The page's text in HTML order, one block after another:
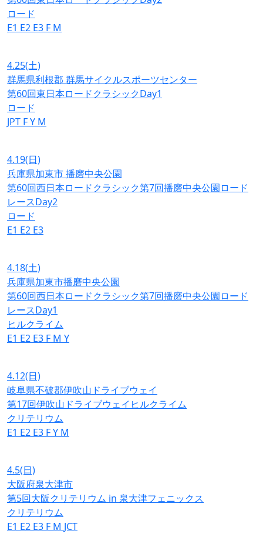
ロード
E1 E2 E3 F M
4.25(土)
群馬県利根郡 群馬サイクルスポーツセンター
第60回東日本ロードクラシックDay1
ロード
JPT FY M
4.19(日)
兵庫県加東市 播磨中央公園
第60回西日本ロードクラシック第7回播磨中央公園ロード
レースDay2
ロード
E1 E2 E3
4.18(土)
兵庫県加東市播磨中央公園
第60回西日本ロードクラシック第7回播磨中央公園ロード
レースDay1
ヒルクライム
E1 E2 E3 F M Y
4.12(日)
岐阜県不破郡伊吹山ドライブウェイ
第17回伊吹山ドライブウェイヒルクライム
クリテリウム
E1 E2 E3 FY M
4.5(日)
大阪府泉大津市
第5回大阪クリテリウム in 泉大津フェニックス
クリテリウム
E1 E2 E3 F M JCT